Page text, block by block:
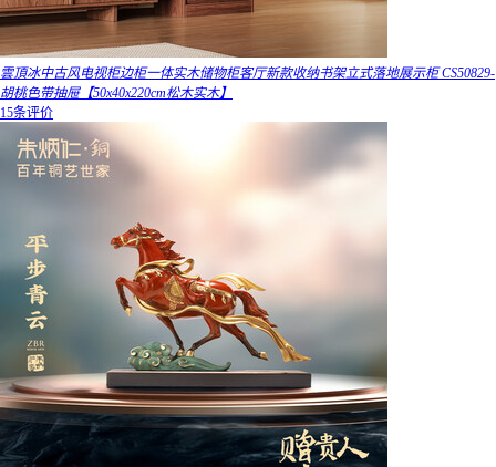
雲頂冰中古风电视柜边柜一体实木储物柜客厅新款收纳书架立式落地展示柜 CS50829-
胡桃色带抽屉【50x40x220cm松木实木】
15条评价